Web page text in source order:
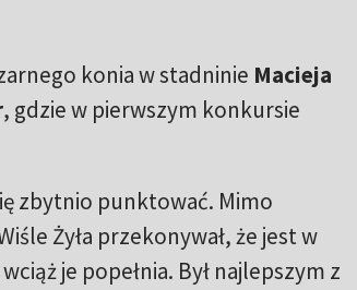
konia w stadninie Macieja
, gdzie w pierwszym konkursie
zbytnio punktować. Mimo
Żyła przekonywał, że jest w
je popełnia. Był najlepszym z